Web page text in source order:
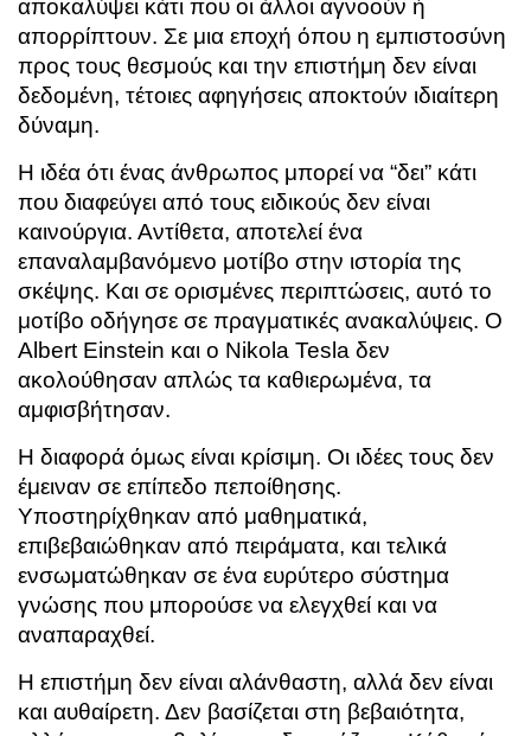
αποκαλύψει κάτι που οι άλλοι αγνοούν ή
απορρίπτουν. Σε μια εποχή όπου η εμπιστοσύνη
προς τους θεσμούς και την επιστήμη δεν είναι
δεδομένη, τέτοιες αφηγήσεις αποκτούν ιδιαίτερη
δύναμη.
Η ιδέα ότι ένας άνθρωπος μπορεί να “δει” κάτι
που διαφεύγει από τους ειδικούς δεν είναι
καινούργια. Αντίθετα, αποτελεί ένα
επαναλαμβανόμενο μοτίβο στην ιστορία της
σκέψης. Και σε ορισμένες περιπτώσεις, αυτό το
μοτίβο οδήγησε σε πραγματικές ανακαλύψεις. Ο
Albert Einstein και ο Nikola Tesla δεν
ακολούθησαν απλώς τα καθιερωμένα, τα
αμφισβήτησαν.
Η διαφορά όμως είναι κρίσιμη. Οι ιδέες τους δεν
έμειναν σε επίπεδο πεποίθησης.
Υποστηρίχθηκαν από μαθηματικά,
επιβεβαιώθηκαν από πειράματα, και τελικά
ενσωματώθηκαν σε ένα ευρύτερο σύστημα
γνώσης που μπορούσε να ελεγχθεί και να
αναπαραχθεί.
Η επιστήμη δεν είναι αλάνθαστη, αλλά δεν είναι
και αυθαίρετη. Δεν βασίζεται στη βεβαιότητα,